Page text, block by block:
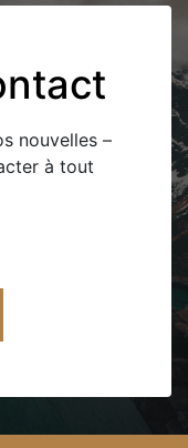
nouvelles –
à tout